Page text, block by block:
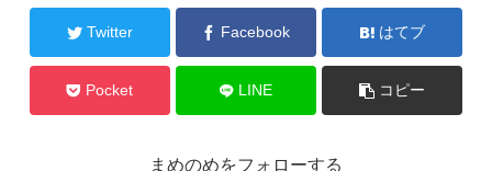
Twitter Facebook はてブ
Pocket LINE コピー
まめのめをフォローする